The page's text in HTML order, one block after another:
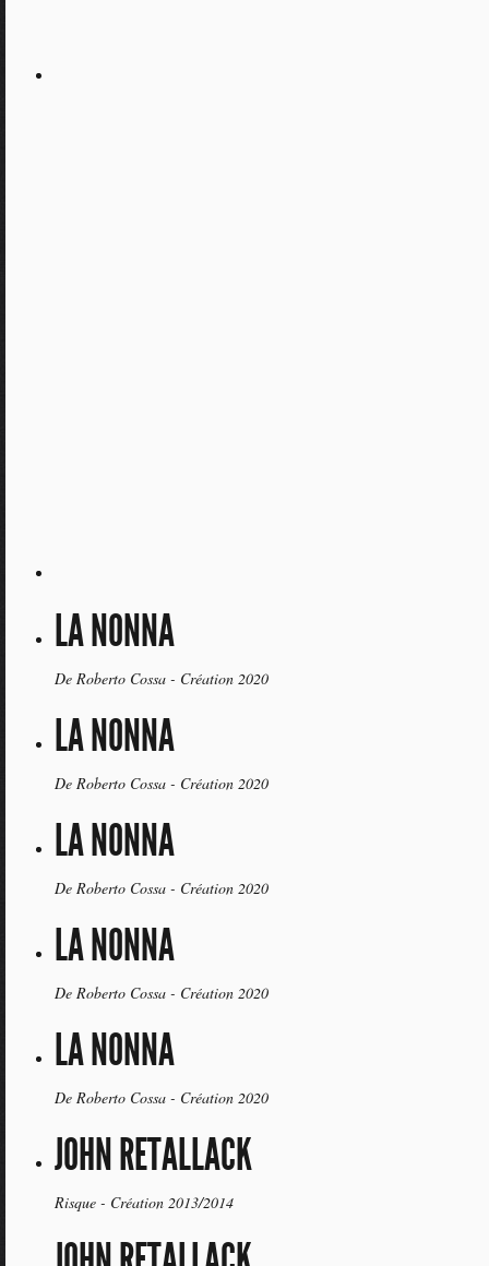
LA NONNA
De Roberto Cossa - Création 2020
LA NONNA
De Roberto Cossa - Création 2020
LA NONNA
De Roberto Cossa - Création 2020
LA NONNA
De Roberto Cossa - Création 2020
LA NONNA
De Roberto Cossa - Création 2020
JOHN RETALLACK
Risque - Création 2013/2014